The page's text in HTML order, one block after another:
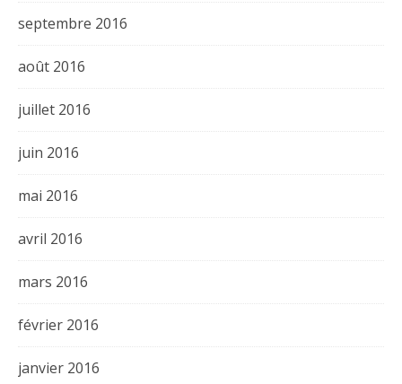
septembre 2016
août 2016
juillet 2016
juin 2016
mai 2016
avril 2016
mars 2016
février 2016
janvier 2016